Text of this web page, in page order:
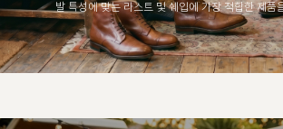
발 특성에 맞는 라스트 및 쉐입에 가장 적합한 제품